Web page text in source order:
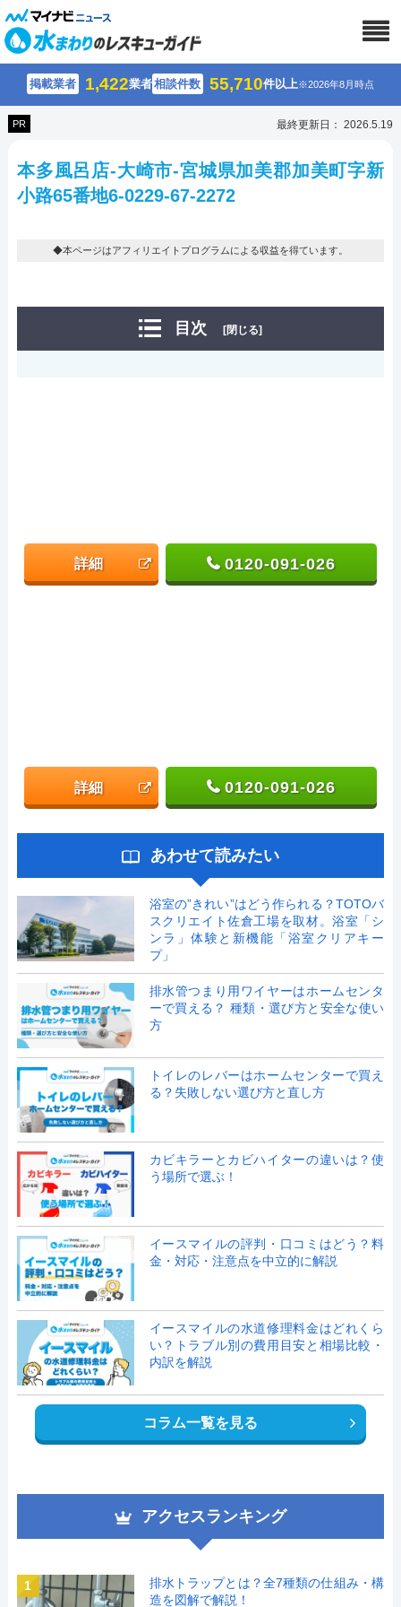
掲載業者 1,422業者相談件数 55,710件以上※2026年8月時点
PR 最終更新日： 2026.5.19
本多風呂店-大崎市-宮城県加美郡加美町字新
小路65番地6-0229-67-2272
◆本ページはアフィリエイトプログラムによる収益を得ています。
目次 [閉じる]
詳細 0120-091-026
詳細 0120-091-026
あわせて読みたい
浴室の”きれい”はどう作られる？TOTOバ
スクリエイト佐倉工場を取材。浴室「シ
ンラ」体験と新機能「浴室クリアキー
プ」
排水管つまり用ワイヤーはホームセンタ
ーで買える？ 種類・選び方と安全な使い
方
トイレのレバーはホームセンターで買え
る？失敗しない選び方と直し方
カビキラーとカビハイターの違いは？使
う場所で選ぶ！
イースマイルの評判・口コミはどう？料
金・対応・注意点を中立的に解説
イースマイルの水道修理料金はどれくら
い？トラブル別の費用目安と相場比較・
内訳を解説
コラム一覧を見る
アクセスランキング
1
排水トラップとは？全7種類の仕組み・構
造を図解で解説！